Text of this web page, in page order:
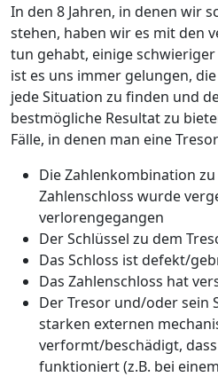
In den 8 Jahren, in denen wir
stehen, haben wir es mit den
tun gehabt, einige schwieriger
ist es uns immer gelungen,
jede Situation zu finden und
bestmögliche Resultat zu
Fälle, in denen man eine
Die Zahlenkombination
Zahlenschloss wurde
verlorengegangen
Der Schlüssel zu dem
Das Schloss ist defekt/
Das Zahlenschloss hat
Der Tresor und/oder sein
starken externen
verformt/beschädigt,
funktioniert (z.B. bei